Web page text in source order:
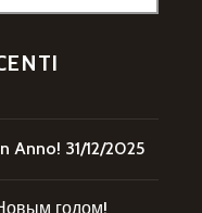
Anno! 31/12/2025
годом!